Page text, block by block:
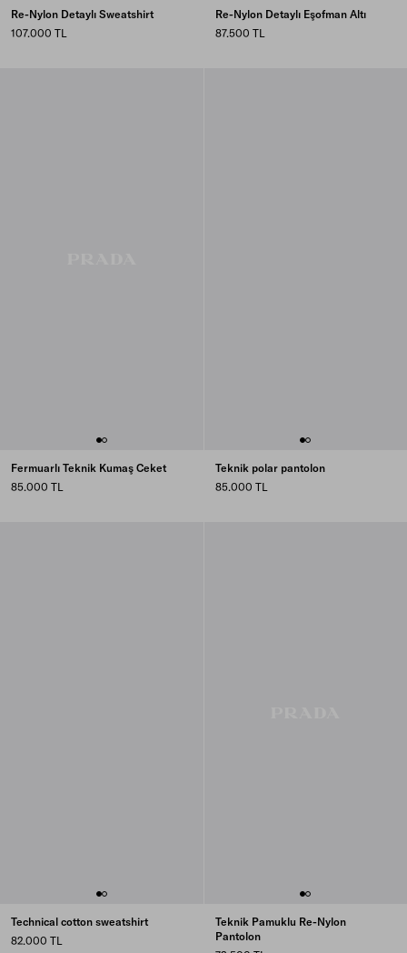
Re-Nylon Detaylı Sweatshirt
107.000 TL
Re-Nylon Detaylı Eşofman Altı
87.500 TL
Fermuarlı Teknik Kumaş Ceket
85.000 TL
Teknik polar pantolon
85.000 TL
Technical cotton sweatshirt
82.000 TL
Teknik Pamuklu Re-Nylon
Pantolon